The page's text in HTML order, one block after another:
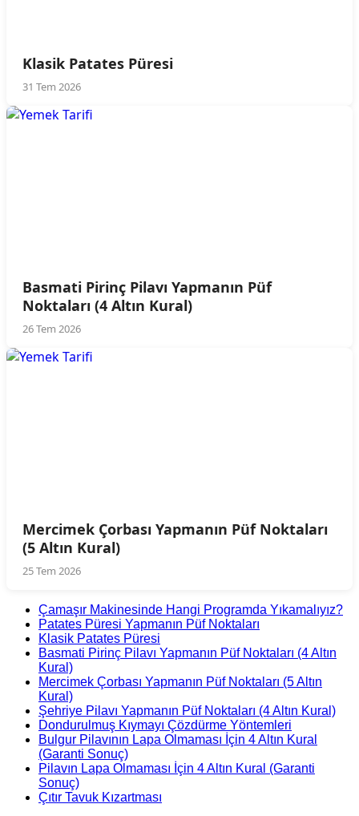
Klasik Patates Püresi
31 Tem 2026
Basmati Pirinç Pilavı Yapmanın Püf
Noktaları (4 Altın Kural)
26 Tem 2026
Mercimek Çorbası Yapmanın Püf Noktaları
(5 Altın Kural)
25 Tem 2026
Çamaşır Makinesinde Hangi Programda Yıkamalıyız?
Patates Püresi Yapmanın Püf Noktaları
Klasik Patates Püresi
Basmati Pirinç Pilavı Yapmanın Püf Noktaları (4 Altın
Kural)
Mercimek Çorbası Yapmanın Püf Noktaları (5 Altın
Kural)
Şehriye Pilavı Yapmanın Püf Noktaları (4 Altın Kural)
Dondurulmuş Kıymayı Çözdürme Yöntemleri
Bulgur Pilavının Lapa Olmaması İçin 4 Altın Kural
(Garanti Sonuç)
Pilavın Lapa Olmaması İçin 4 Altın Kural (Garanti
Sonuç)
Çıtır Tavuk Kızartması